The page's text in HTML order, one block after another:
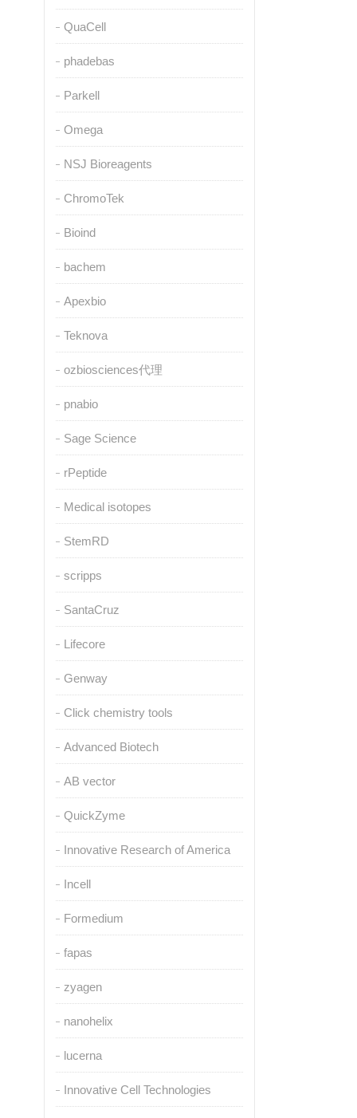
QuaCell
phadebas
Parkell
Omega
NSJ Bioreagents
ChromoTek
Bioind
bachem
Apexbio
Teknova
ozbiosciences代理
pnabio
Sage Science
rPeptide
Medical isotopes
StemRD
scripps
SantaCruz
Lifecore
Genway
Click chemistry tools
Advanced Biotech
AB vector
QuickZyme
Innovative Research of America
Incell
Formedium
fapas
zyagen
nanohelix
lucerna
Innovative Cell Technologies